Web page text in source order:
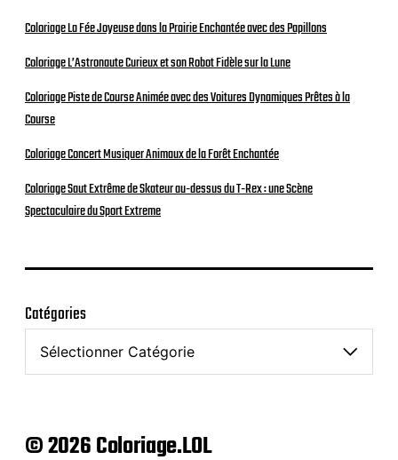
Coloriage La Fée Joyeuse dans la Prairie Enchantée avec des Papillons
Coloriage L’Astronaute Curieux et son Robot Fidèle sur la Lune
Coloriage Piste de Course Animée avec des Voitures Dynamiques Prêtes à la
Course
Coloriage Concert Musiquer Animaux de la Forêt Enchantée
Coloriage Saut Extrême de Skateur au-dessus du T-Rex : une Scène
Spectaculaire du Sport Extreme
Catégories
© 2026 Coloriage.LOL